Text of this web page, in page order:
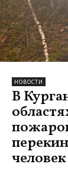
НОВОСТИ
В
человек